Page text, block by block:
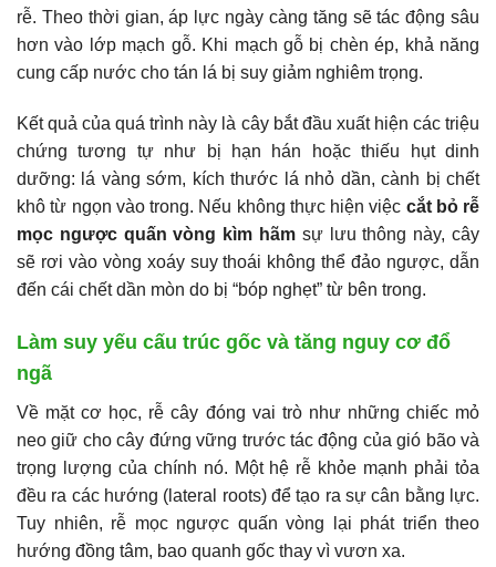
rễ. Theo thời gian, áp lực ngày càng tăng sẽ tác động sâu
hơn vào lớp mạch gỗ. Khi mạch gỗ bị chèn ép, khả năng
cung cấp nước cho tán lá bị suy giảm nghiêm trọng.
Kết quả của quá trình này là cây bắt đầu xuất hiện các triệu
chứng tương tự như bị hạn hán hoặc thiếu hụt dinh
dưỡng: lá vàng sớm, kích thước lá nhỏ dần, cành bị chết
khô từ ngọn vào trong. Nếu không thực hiện việc cắt bỏ rễ
mọc ngược quấn vòng kìm hãm sự lưu thông này, cây
sẽ rơi vào vòng xoáy suy thoái không thể đảo ngược, dẫn
đến cái chết dần mòn do bị “bóp nghẹt” từ bên trong.
Làm suy yếu cấu trúc gốc và tăng nguy cơ đổ
ngã
Về mặt cơ học, rễ cây đóng vai trò như những chiếc mỏ
neo giữ cho cây đứng vững trước tác động của gió bão và
trọng lượng của chính nó. Một hệ rễ khỏe mạnh phải tỏa
đều ra các hướng (lateral roots) để tạo ra sự cân bằng lực.
Tuy nhiên, rễ mọc ngược quấn vòng lại phát triển theo
hướng đồng tâm, bao quanh gốc thay vì vươn xa.